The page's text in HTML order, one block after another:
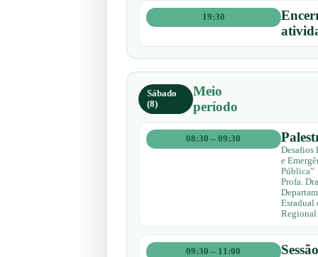
19:30
Sábado
(8)
Meio
período
08:30 – 09:30
Desafios
e
Pública”
Profa.
Esradual
Regional
09:30 – 11:00